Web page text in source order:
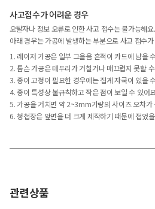
사고접수가 어려운 경우
오탈자나 정보 오류로 인한 사고 접수는 불가능해요.
아래 경우는 가공에 발생하는 부분으로 사고 접수
1. 레이저 가공은 일부 그을음 흔적이 카드에 남을
2. 톰슨 가공은 테두리가 거칠거나 매끄럽지 못할
3. 종이 고정이 필요한 경우에는 집게 자국이 있을
4. 종이 특성상 불규칙하고 작은 점이 보일 수 있어
5. 가공을 거치면 약 2~3mm가량의 사이즈 오차가
6. 청첩장은 앞면을 더 크게 제작하기 때문에 접었
관련상품